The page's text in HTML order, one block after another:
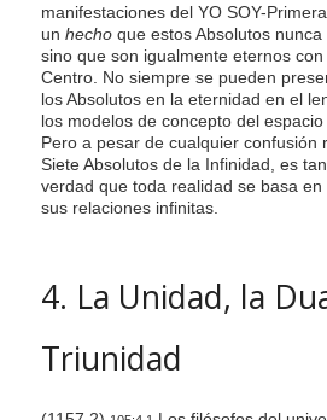
manifestaciones del YO SOY-
un hechoque estos Absolutos nunca
sino que son igualmente eternos
Centro. No siempre se pueden
los Absolutos en la eternidad en el
los modelos de concepto del
Pero a pesar de cualquier confusión
Siete Absolutos de la Infinidad, es
verdad que toda realidad se basa
sus relaciones infinitas.
4. La Unidad, la
Triunidad